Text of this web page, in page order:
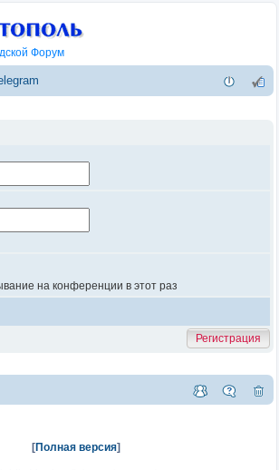
Форум
на конференции в этот раз
Регистрация
[Полная версия]